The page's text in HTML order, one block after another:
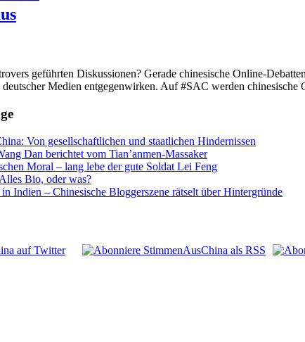
geführten Diskussionen? Gerade chinesische Online-
Medien entgegenwirken. Auf #SAC werden
Von gesellschaftlichen und staatlichen Hindernissen
Dan berichtet vom Tian’anmen-Massaker
Moral – lang lebe der gute Soldat Lei Feng
Bio, oder was?
Indien – Chinesische Bloggerszene rätselt über Hintergründe